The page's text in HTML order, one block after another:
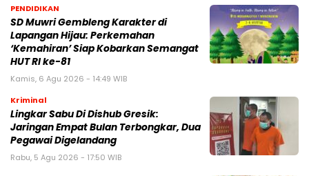
PENDIDIKAN
SD Muwri Gembleng Karakter di
Lapangan Hijau: Perkemahan
‘Kemahiran’ Siap Kobarkan Semangat
HUT RI ke-81
Kamis, 6 Agu 2026 - 14:49 WIB
Kriminal
Lingkar Sabu Di Dishub Gresik:
Jaringan Empat Bulan Terbongkar, Dua
Pegawai Digelandang
Rabu, 5 Agu 2026 - 17:50 WIB